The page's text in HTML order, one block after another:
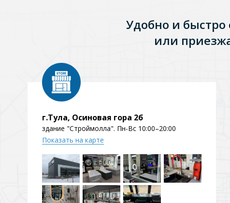
Удобно и
или
г.Тула, Осиновая гора 2б
здание "Строймолла". Пн-Вс 10:00–20:00
Показать на карте